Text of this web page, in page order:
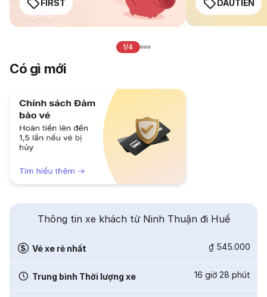
FIRST DAUTIEN
1/4
Có gì mới
Thông tin xe khách từ Ninh Thuận đi Huế
Vé xe rẻ nhất ₫ 545.000
Trung bình Thời lượng xe 16 giờ 28 phút